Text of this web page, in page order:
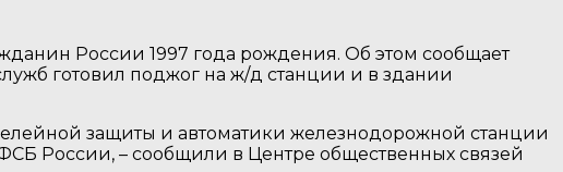
России 1997 года рождения. Об этом сообщает
готовил поджог на ж/д станции и в здании
защиты и автоматики железнодорожной станции
России, – сообщили в Центре общественных связей